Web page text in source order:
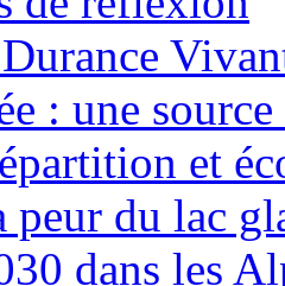
: une
et
peur du lac
dans les